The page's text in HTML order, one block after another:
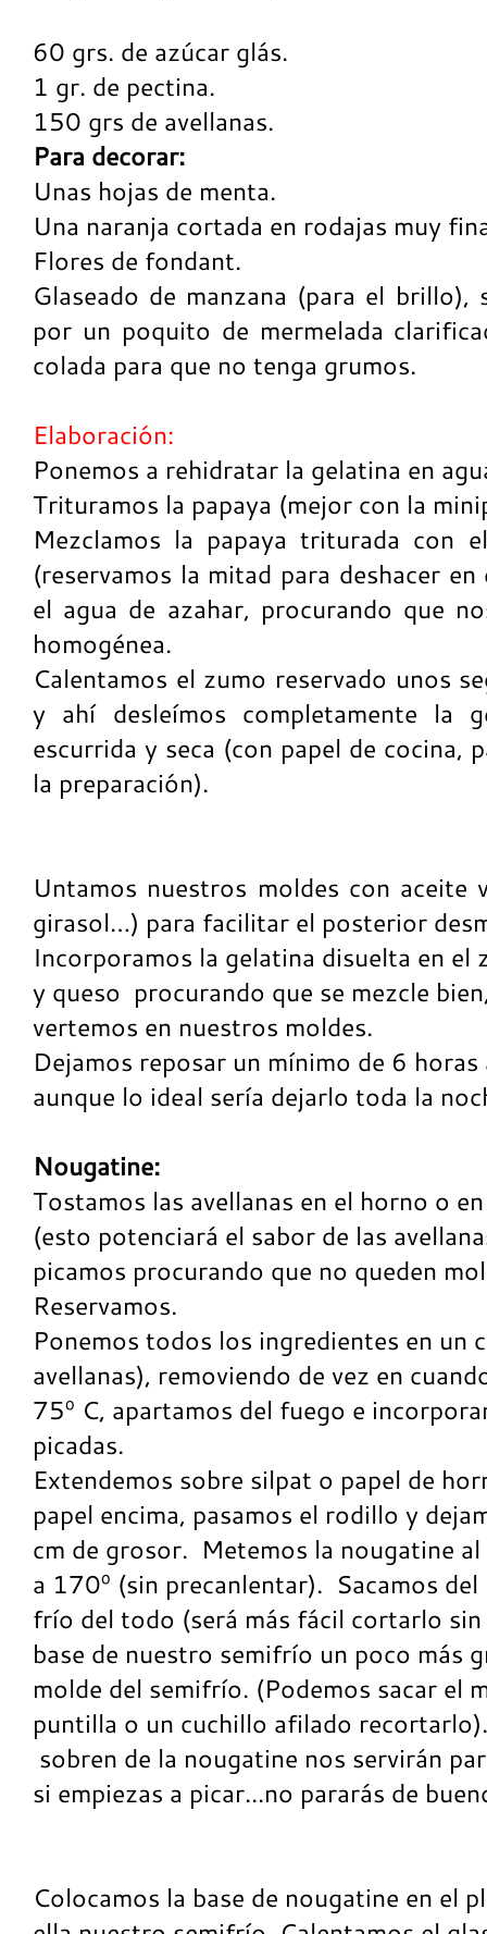
60 grs. de azúcar glás.
1 gr. de pectina.
150 grs de avellanas.
Para decorar:
Unas hojas de menta.
Una naranja cortada en rodajas muy
Flores de fondant.
Glaseado de manzana (para el
por un poquito de mermelada
colada para que no tenga grumos.
Elaboración:
Ponemos a rehidratar la gelatina en
Trituramos la papaya (mejor con la
Mezclamos la papaya triturada con
(reservamos la mitad para deshacer
el agua de azahar, procurando que
homogénea.
Calentamos el zumo reservado unos
y ahí desleímos completamente la
escurrida y seca (con papel de cocina,
la preparación).
Untamos nuestros moldes con aceite
girasol…) para facilitar el posterior
Incorporamos la gelatina disuelta en el
y queso procurando que se mezcle
vertemos en nuestros moldes.
Dejamos reposar un mínimo de 6
aunque lo ideal sería dejarlo toda la
Nougatine:
Tostamos las avellanas en el horno o
(esto potenciará el sabor de las
picamos procurando que no queden
Reservamos.
Ponemos todos los ingredientes en un
avellanas), removiendo de vez en
75º C, apartamos del fuego e
picadas.
Extendemos sobre silpat o papel de
papel encima, pasamos el rodillo y
cm de grosor. Metemos la nougatine
a 170º (sin precanlentar). Sacamos
frío del todo (será más fácil cortarlo
base de nuestro semifrío un poco más
molde del semifrío. (Podemos sacar el
puntilla o un cuchillo afilado
sobren de la nougatine nos servirán
si empiezas a picar...no pararás de
Colocamos la base de nougatine en el